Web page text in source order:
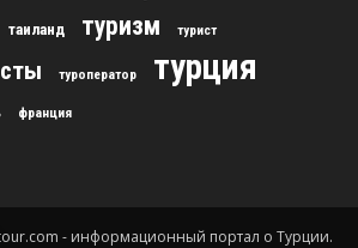
таиланд туризм турист
туроператор турция
франция
- информационный портал о Турции.